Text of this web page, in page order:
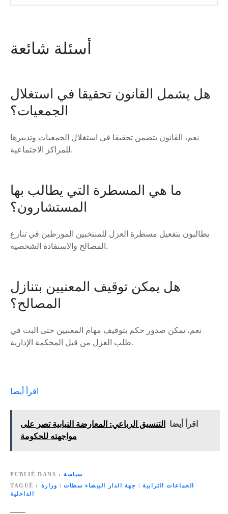
أسئلة شائعة
هل يشمل القانون تحقيقا في استغلال
الجمعيات؟
نعم، القانون يتضمن تحقيقا في استغلال الجمعيات وتدبيرها
للمراكز الاجتماعية.
ما هي المسطرة التي يطالب بها
المستشارون؟
يطالبون بتفعيل مسطرة العزل للمنتخبين المورطين في تنازع
المصالح والاستفادة الشخصية.
هل يمكن توقيف المعنيين بتنازل
المصالح؟
نعم، يمكن صدور حكم بتوقيف مهام المعنيين حتى البت في
طلب العزل من قبل المحكمة الإدارية.
اقرأ أيضا
اقرأ أيضا
التنسيق الرباعي: المعارضة النيابية تصر على
مواجهته للحكومة
PUBLIÉ DANS
سياسة
TAGUÉ
الجماعات الترابية| جهة الدار البيضاء سطات| وزارة
الداخلية